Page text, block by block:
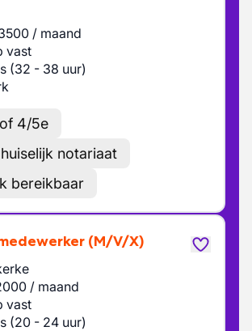
/ maand
vast
(32 - 38 uur)
4/5e
notariaat
bereikbaar
(M/V/X)
/ maand
vast
(20 - 24 uur)